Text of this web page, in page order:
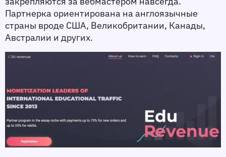
Партнерка ориентирована на англоязычные
страны вроде США, Великобритании, Канады,
Австралии и других.